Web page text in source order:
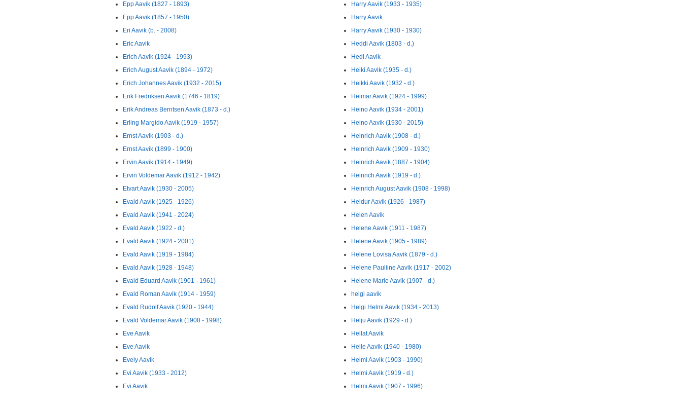
Epp Aavik (1827 - 1893)
Epp Aavik (1857 - 1950)
Eri Aavik (b. - 2008)
Eric Aavik
Erich Aavik (1924 - 1993)
Erich August Aavik (1894 - 1972)
Erich Johannes Aavik (1932 - 2015)
Erik Fredriksen Aavik (1746 - 1819)
Erik Andreas Berntsen Aavik (1873 - d.)
Erling Margido Aavik (1919 - 1957)
Ernst Aavik (1903 - d.)
Ernst Aavik (1899 - 1900)
Ervin Aavik (1914 - 1949)
Ervin Voldemar Aavik (1912 - 1942)
Etvart Aavik (1930 - 2005)
Evald Aavik (1925 - 1926)
Evald Aavik (1941 - 2024)
Evald Aavik (1922 - d.)
Evald Aavik (1924 - 2001)
Evald Aavik (1919 - 1984)
Evald Aavik (1928 - 1948)
Evald Eduard Aavik (1901 - 1961)
Evald Roman Aavik (1914 - 1959)
Evald Rudolf Aavik (1920 - 1944)
Evald Voldemar Aavik (1908 - 1998)
Eve Aavik
Eve Aavik
Evely Aavik
Evi Aavik (1933 - 2012)
Evi Aavik
Harry Aavik (1933 - 1935)
Harry Aavik
Harry Aavik (1930 - 1930)
Heddi Aavik (1803 - d.)
Hedi Aavik
Heiki Aavik (1935 - d.)
Heikki Aavik (1932 - d.)
Heimar Aavik (1924 - 1999)
Heino Aavik (1934 - 2001)
Heino Aavik (1930 - 2015)
Heinrich Aavik (1908 - d.)
Heinrich Aavik (1909 - 1930)
Heinrich Aavik (1887 - 1904)
Heinrich Aavik (1919 - d.)
Heinrich August Aavik (1908 - 1998)
Heldur Aavik (1926 - 1987)
Helen Aavik
Helene Aavik (1911 - 1987)
Helene Aavik (1905 - 1989)
Helene Lovisa Aavik (1879 - d.)
Helene Pauliine Aavik (1917 - 2002)
Helene Marie Aavik (1907 - d.)
helgi aavik
Helgi Helmi Aavik (1934 - 2013)
Helju Aavik (1929 - d.)
Hellat Aavik
Helle Aavik (1940 - 1980)
Helmi Aavik (1903 - 1990)
Helmi Aavik (1919 - d.)
Helmi Aavik (1907 - 1996)